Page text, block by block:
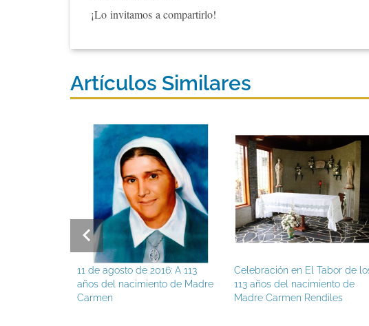
¡Lo invitamos a compartirlo!
Artículos Similares
11 de agosto de 2016: A 113
años del nacimiento de Madre
Carmen
Celebración en El Tabor de
113 años del nacimiento de
Madre Carmen Rendiles